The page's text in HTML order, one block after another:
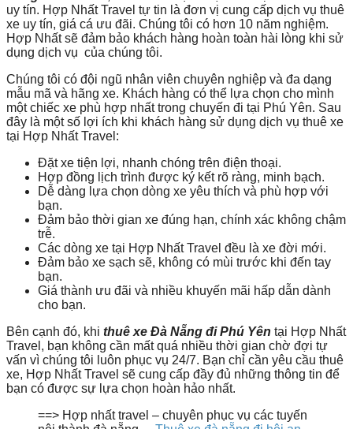
uy tín. Hợp Nhất Travel tự tin là đơn vị cung cấp dịch vụ thuê
xe uy tín, giá cá ưu đãi. Chúng tôi có hơn 10 năm nghiệm.
Hợp Nhất sẽ đảm bảo khách hàng hoàn toàn hài lòng khi sử
dụng dịch vụ của chúng tôi.
Chúng tôi có đội ngũ nhân viên chuyên nghiệp và đa dạng
mẫu mã và hãng xe. Khách hàng có thể lựa chọn cho mình
một chiếc xe phù hợp nhất trong chuyến đi tại Phú Yên. Sau
đây là một số lợi ích khi khách hàng sử dụng dịch vụ thuê xe
tại Hợp Nhất Travel:
Đặt xe tiện lợi, nhanh chóng trên điện thoại.
Hợp đồng lịch trình được ký kết rõ ràng, minh bạch.
Dễ dàng lựa chọn dòng xe yêu thích và phù hợp với
bạn.
Đảm bảo thời gian xe đúng hạn, chính xác không chậm
trễ.
Các dòng xe tại Hợp Nhất Travel đều là xe đời mới.
Đảm bảo xe sạch sẽ, không có mùi trước khi đến tay
bạn.
Giá thành ưu đãi và nhiều khuyến mãi hấp dẫn dành
cho bạn.
Bên cạnh đó, khi thuê xe Đà Nẵng đi Phú Yên tại Hợp Nhất
Travel, bạn không cần mất quá nhiều thời gian chờ đợi tự
vấn vì chúng tôi luôn phục vụ 24/7. Bạn chỉ cần yêu cầu thuê
xe, Hợp Nhất Travel sẽ cung cấp đầy đủ những thông tin để
bạn có được sự lựa chọn hoàn hảo nhất.
==> Hợp nhất travel – chuyên phục vụ các tuyến